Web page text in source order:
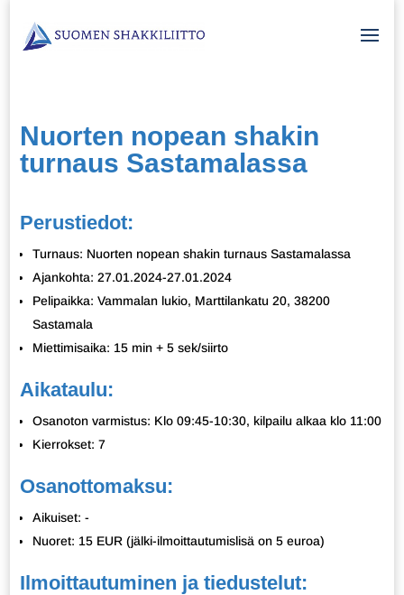
Nuorten nopean shakin
turnaus Sastamalassa
Perustiedot:
Turnaus: Nuorten nopean shakin turnaus Sastamalassa
Ajankohta: 27.01.2024-27.01.2024
Pelipaikka: Vammalan lukio, Marttilankatu 20, 38200
Sastamala
Miettimisaika: 15 min + 5 sek/siirto
Aikataulu:
Osanoton varmistus: Klo 09:45-10:30, kilpailu alkaa klo 11:00
Kierrokset: 7
Osanottomaksu:
Aikuiset: -
Nuoret: 15 EUR (jälki-ilmoittautumislisä on 5 euroa)
Ilmoittautuminen ja tiedustelut: